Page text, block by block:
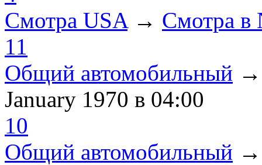
Смотра USA→ Смотра в
11
Общий автомобильный
January 1970 в 04:00
10
Общий автомобильный